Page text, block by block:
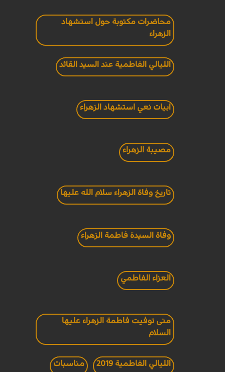
محاضرات مكتوبة حول استشهاد
الزهراء
الليالي الفاطمية عند السيد القائد
ابيات نعي استشهاد الزهراء
مصيبة الزهراء
تاريخ وفاة الزهراء سلام الله عليها
وفاة السيدة فاطمة الزهراء
العزاء الفاطمي
متى توفيت فاطمة الزهراء عليها
السلام
الليالي الفاطمية 2019 مناسبات